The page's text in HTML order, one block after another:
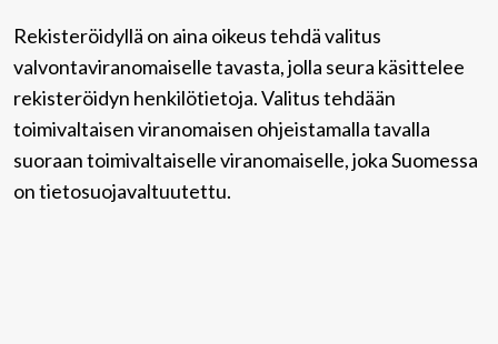
Rekisteröidyllä on aina oikeus tehdä valitus
valvontaviranomaiselle tavasta, jolla seura käsittelee
rekisteröidyn henkilötietoja. Valitus tehdään
toimivaltaisen viranomaisen ohjeistamalla tavalla
suoraan toimivaltaiselle viranomaiselle, joka Suomessa
on tietosuojavaltuutettu.